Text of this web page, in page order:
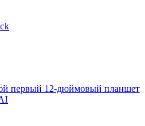
первый 12-дюймовый планшет